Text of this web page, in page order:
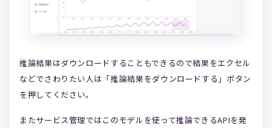
推論結果はダウンロードすることもできるので結果をエクセル
などでさわりたい人は「推論結果をダウンロードする」ボタン
を押してください。
またサービス管理ではこのモデルを使って推論できるAPIを発